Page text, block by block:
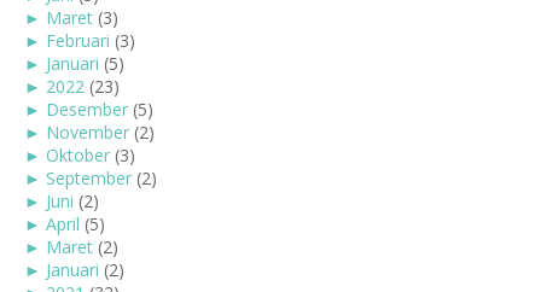
► Maret (3)
► Februari (3)
► Januari (5)
► 2022 (23)
► Desember (5)
► November (2)
► Oktober (3)
► September (2)
► Juni (2)
► April (5)
► Maret (2)
► Januari (2)